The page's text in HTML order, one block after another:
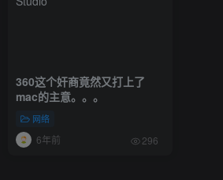
360这个奸商竟然又打上了
mac的主意。。。
网络
6年前 296